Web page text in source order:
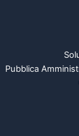
Pubblica